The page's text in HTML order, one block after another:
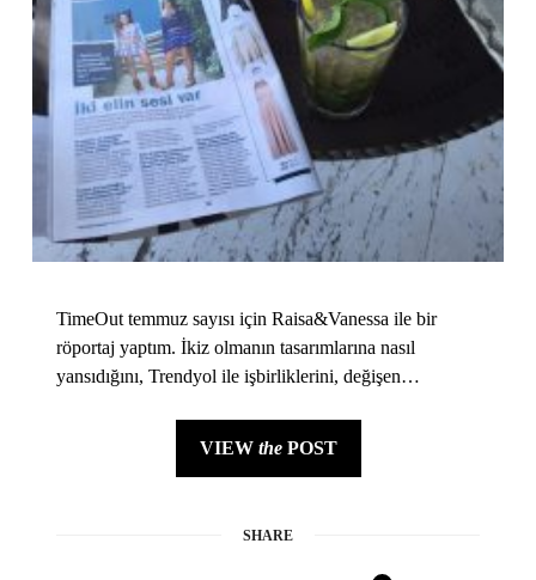
TimeOut temmuz sayısı için Raisa&Vanessa ile bir
röportaj yaptım. İkiz olmanın tasarımlarına nasıl
yansıdığını, Trendyol ile işbirliklerini, değişen…
VIEW thePOST
SHARE